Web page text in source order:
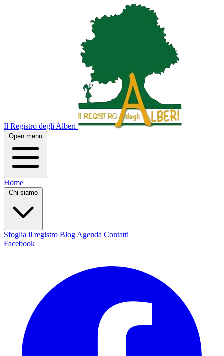
Il Registro degli Alberi
Open menu
Home
Chi siamo
Sfoglia il registro Blog Agenda Contatti
Facebook